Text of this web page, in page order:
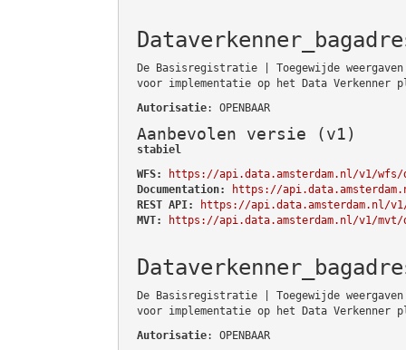
De Basisregistratie | Toegewijde
voor implementatie op het Data Verkenner
Autorisatie: OPENBAAR
Aanbevolen versie (v1)
stabiel
WFS:
https://api.data.amsterdam.nl/v1/wfs/
Documentation:
https://
REST API:
https://api.data.amsterdam.nl/
MVT:
https://api.data.amsterdam.nl/v1/mvt/
De Basisregistratie | Toegewijde
voor implementatie op het Data Verkenner
Autorisatie: OPENBAAR